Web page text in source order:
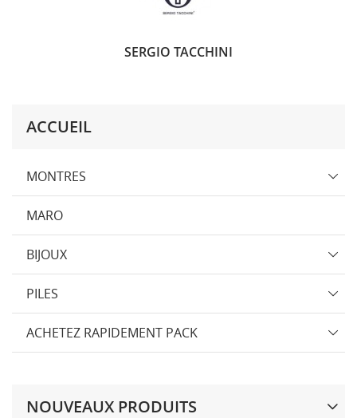
ACCUEIL
MONTRES
MARO
BIJOUX
PILES
ACHETEZ RAPIDEMENT PACK
NOUVEAUX PRODUITS
SERGIO TACCHINI